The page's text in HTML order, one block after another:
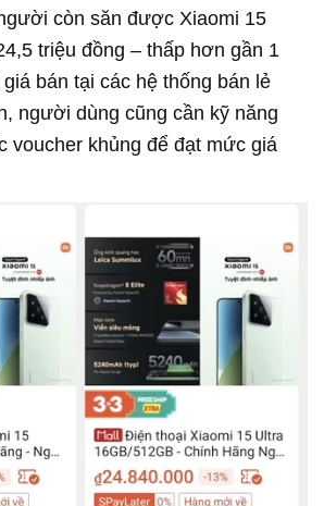
còn săn được Xiaomi 15
triệu đồng – thấp hơn gần 1
bán tại các hệ thống bán lẻ
người dùng cũng cần kỹ năng
voucher khủng để đạt mức giá